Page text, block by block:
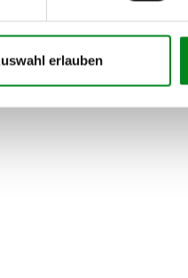
erlauben
Fahrgestellnummer.